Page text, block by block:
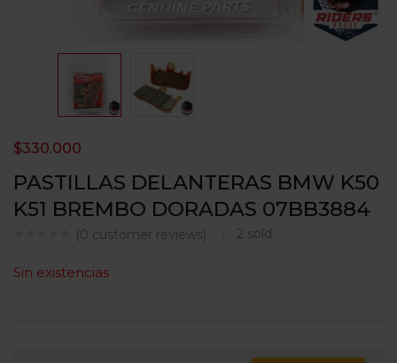
PASTILLAS DELANTERAS BMW K50
K51 BREMBO DORADAS 07BB3884
(0 customer reviews) 2 sold
$330.000
Sin existencias